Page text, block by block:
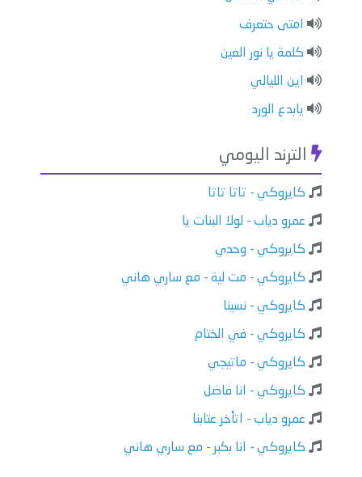
امتى حتعرف
كلمة يا نور العين
اين الليالي
يابدع الورد
الترند اليومي
كايروكي - تاتا تاتا
عمرو دياب - لولا البنات يا
كايروكي - وحدي
كايروكي - مت لية - مع ساري هاني
كايروكي - نسينا
كايروكي - في الختام
كايروكي - ماتيجي
كايروكي - انا فاضل
عمرو دياب - اتأخر عتابنا
كايروكي - انا بكبر - مع ساري هاني